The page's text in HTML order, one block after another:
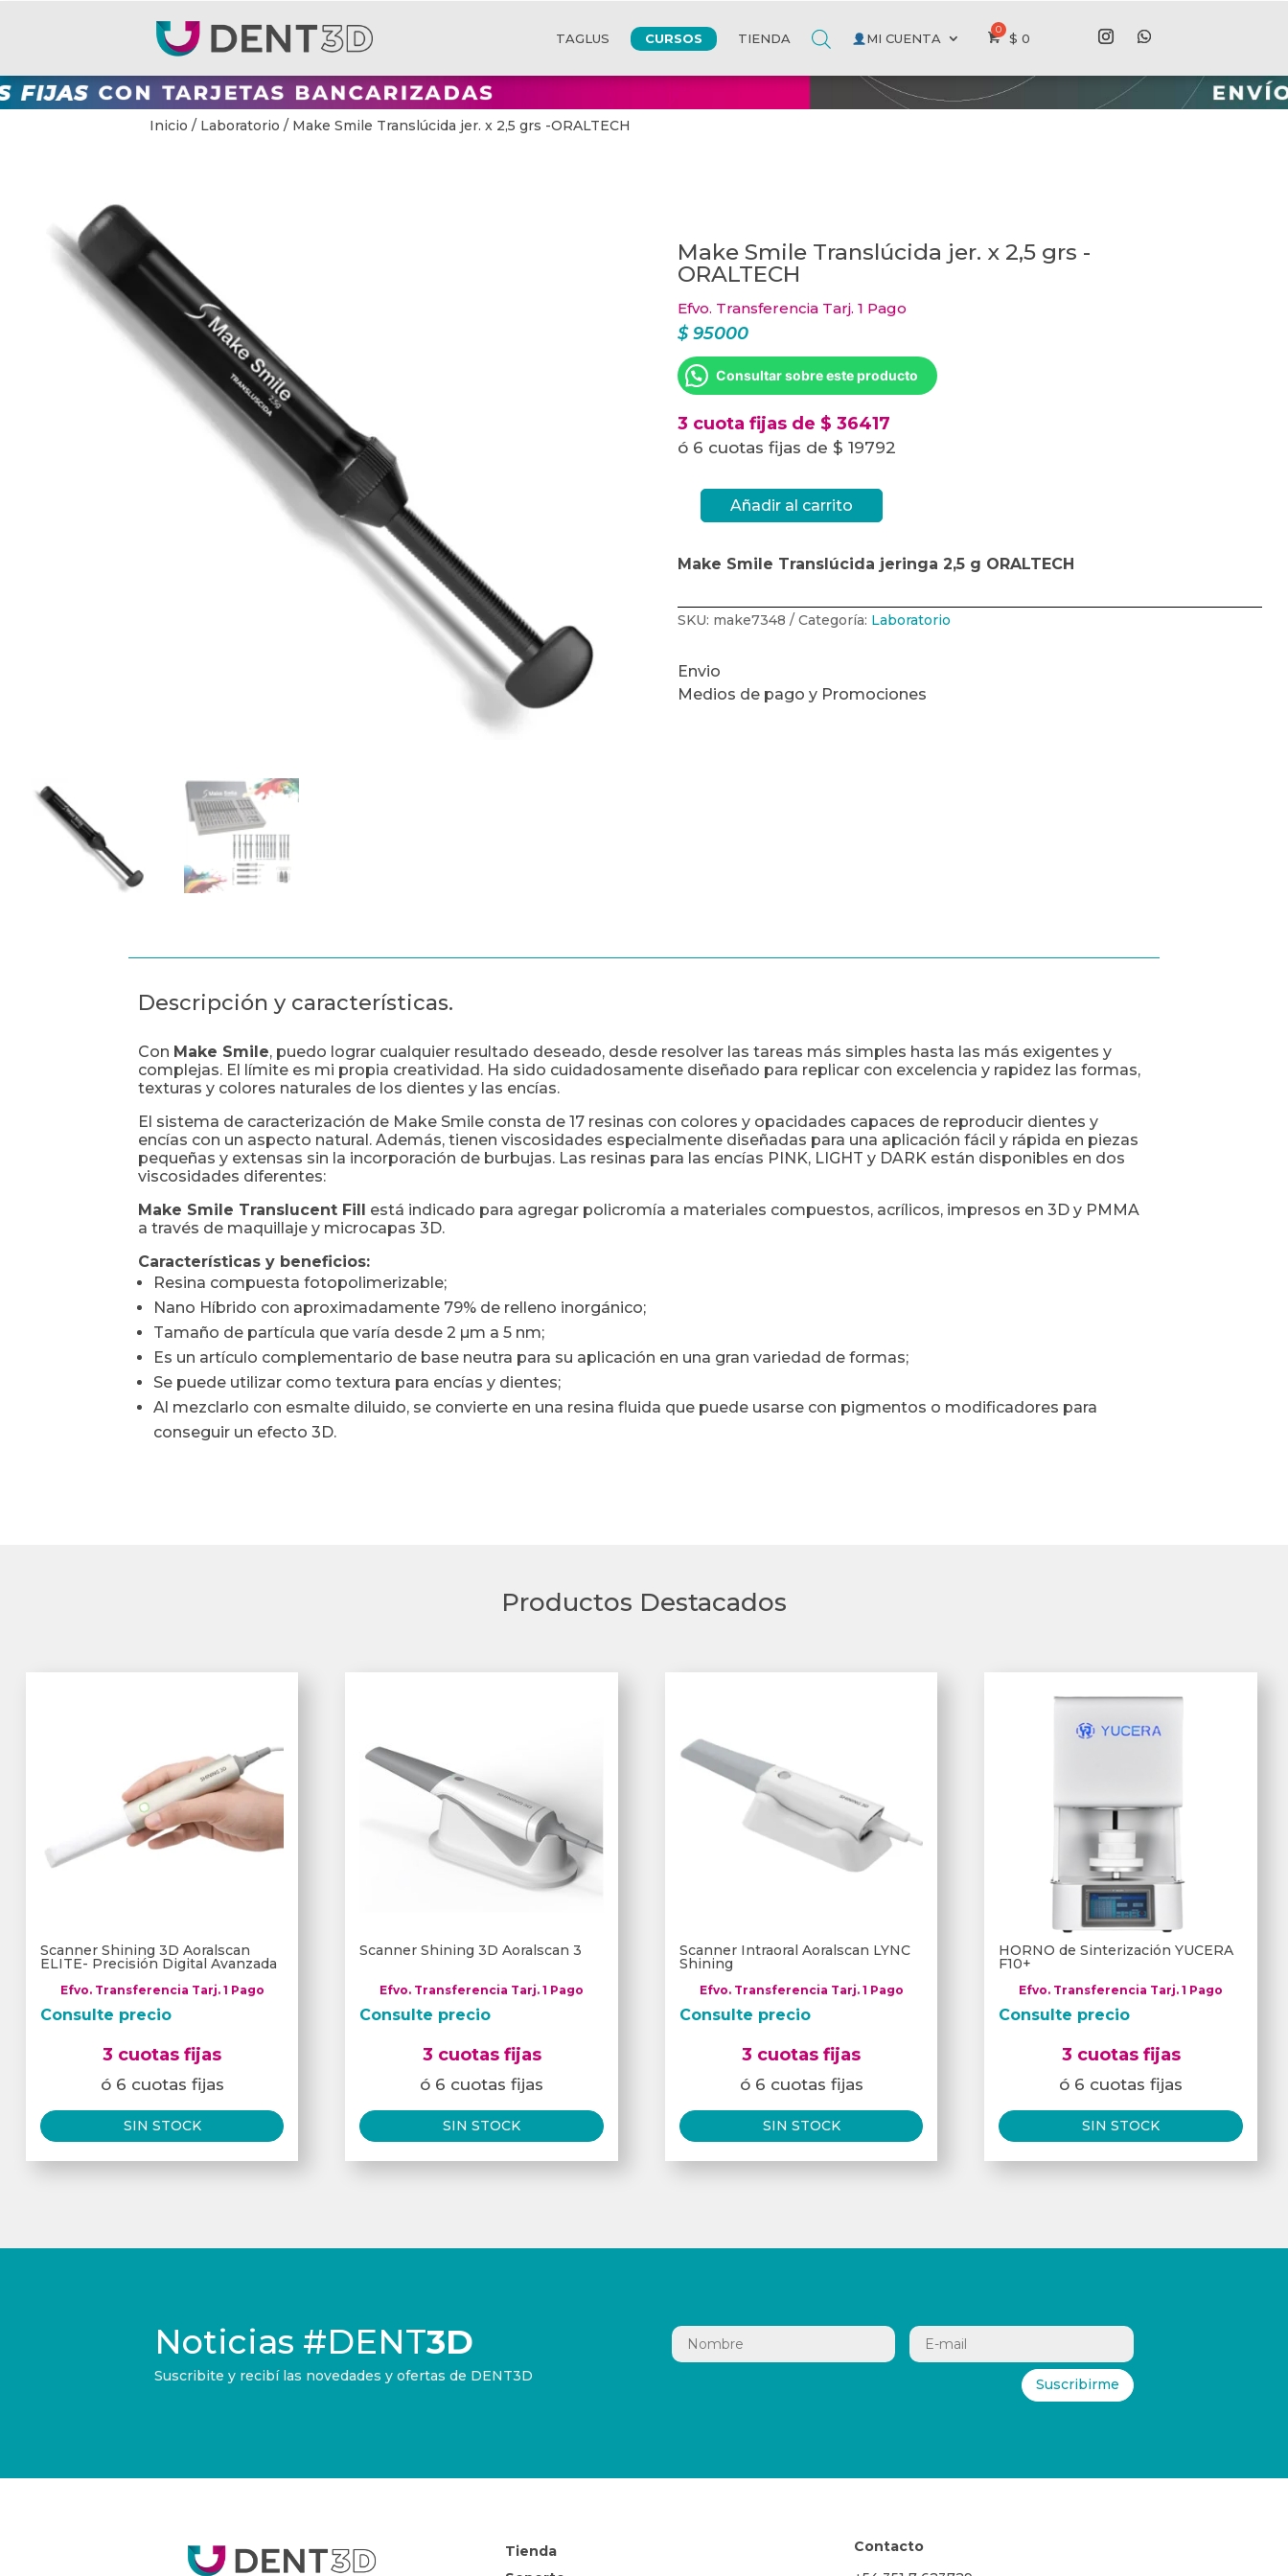
TAGLUS CURSOS TIENDA MI CUENTA $ 0
Inicio / Laboratorio / Make Smile Translúcida jer. x 2,5 grs -ORALTECH
Make Smile Translúcida jer. x 2,5 grs -
ORALTECH
Efvo. Transferencia Tarj. 1 Pago
$95000
Consultar sobre este producto
3 cuota fijas de $ 36417
ó 6 cuotas fijas de $ 19792
Smile
x
-
ORALTECH
Añadir al carrito
Make Smile Translúcida jeringa 2,5 g ORALTECH
SKU: make7348 Categoría: Laboratorio
Envio
Medios de pago y Promociones
Descripción y características.
Con Make Smile, puedo lograr cualquier resultado deseado, desde resolver las tareas más simples hasta las más exigentes y
complejas. El límite es mi propia creatividad. Ha sido cuidadosamente diseñado para replicar con excelencia y rapidez las formas,
texturas y colores naturales de los dientes y las encías.
El sistema de caracterización de Make Smile consta de 17 resinas con colores y opacidades capaces de reproducir dientes y
encías con un aspecto natural. Además, tienen viscosidades especialmente diseñadas para una aplicación fácil y rápida en piezas
pequeñas y extensas sin la incorporación de burbujas. Las resinas para las encías PINK, LIGHT y DARK están disponibles en dos
viscosidades diferentes:
Make Smile Translucent Fill está indicado para agregar policromía a materiales compuestos, acrílicos, impresos en 3D y PMMA
a través de maquillaje y microcapas 3D.
Características y beneficios:
Resina compuesta fotopolimerizable;
Nano Híbrido con aproximadamente 79% de relleno inorgánico;
Tamaño de partícula que varía desde 2 µm a 5 nm;
Es un artículo complementario de base neutra para su aplicación en una gran variedad de formas;
Se puede utilizar como textura para encías y dientes;
Al mezclarlo con esmalte diluido, se convierte en una resina fluida que puede usarse con pigmentos o modificadores para
conseguir un efecto 3D.
Productos Destacados
Scanner Shining 3D Aoralscan
ELITE- Precisión Digital Avanzada
Efvo. Transferencia Tarj. 1 Pago
Consulte precio
3 cuotas fijas
ó 6 cuotas fijas
SIN STOCK
Scanner Shining 3D Aoralscan 3
Efvo. Transferencia Tarj. 1 Pago
Consulte precio
3 cuotas fijas
ó 6 cuotas fijas
SIN STOCK
Scanner Intraoral Aoralscan LYNC
Shining
Efvo. Transferencia Tarj. 1 Pago
Consulte precio
3 cuotas fijas
ó 6 cuotas fijas
SIN STOCK
HORNO de Sinterización YUCERA
F10+
Efvo. Transferencia Tarj. 1 Pago
Consulte precio
3 cuotas fijas
ó 6 cuotas fijas
SIN STOCK
Noticias #DENT3D
Suscribite y recibí las novedades y ofertas de DENT3D
Suscribirme
Tienda
Contacto